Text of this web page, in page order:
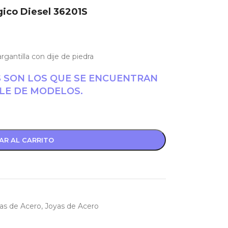
Diesel 36201S
con dije de piedra
LOS QUE SE ENCUENTRAN
DE MODELOS.
AL CARRITO
de Acero, Joyas de Acero